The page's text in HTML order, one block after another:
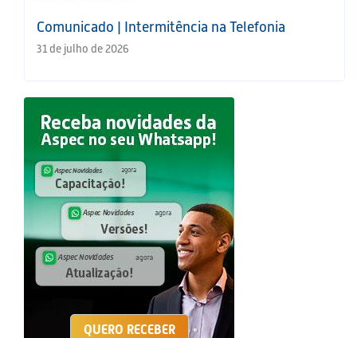
Comunicado | Intermitência na Telefonia
31 de julho de 2026
QUERO RECEBER